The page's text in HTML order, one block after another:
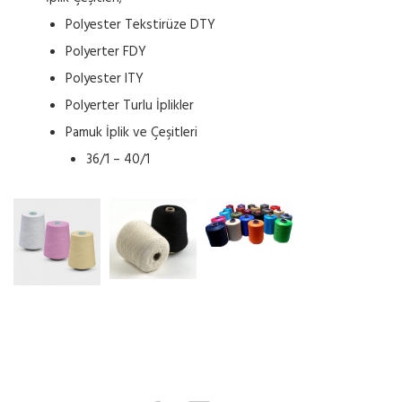
Polyester Tekstirüze DTY
Polyerter FDY
Polyester ITY
Polyerter Turlu İplikler
Pamuk İplik ve Çeşitleri
36/1 – 40/1